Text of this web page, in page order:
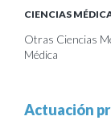
CIENCIAS
Otras Ciencias
Médica
Actuación